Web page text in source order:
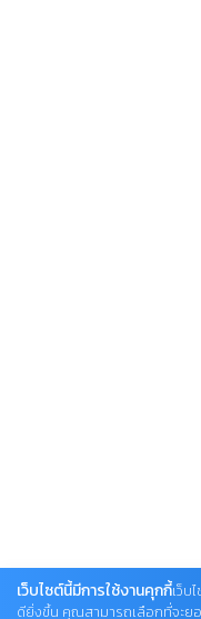
เว็บไซต์นี้มีการใช้งานคุกกี้เว็บ
ดียิ่งขึ้น คุณสามารถเลือกที่จะยอ